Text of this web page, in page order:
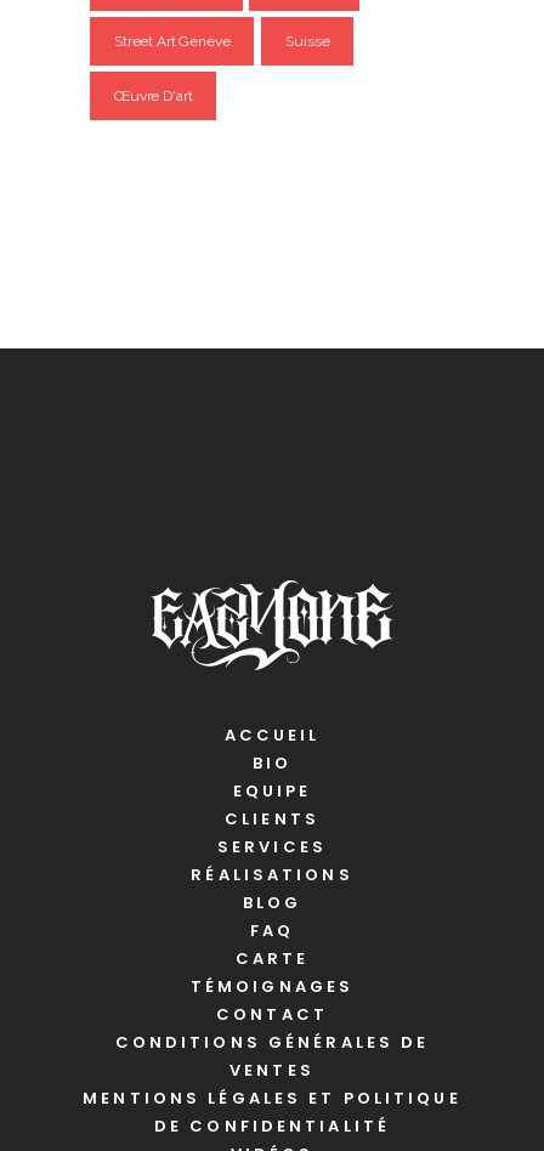
Street Art Genève Suisse
Œuvre D'art
ACCUEIL
BIO
EQUIPE
CLIENTS
SERVICES
RÉALISATIONS
BLOG
FAQ
CARTE
TÉMOIGNAGES
CONTACT
CONDITIONS GÉNÉRALES DE
VENTES
MENTIONS LÉGALES ET POLITIQUE
DE CONFIDENTIALITÉ